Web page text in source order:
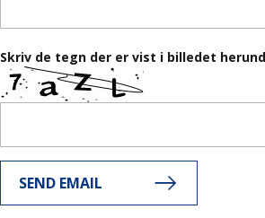
Skriv de tegn der er vist i billedet
SEND EMAIL